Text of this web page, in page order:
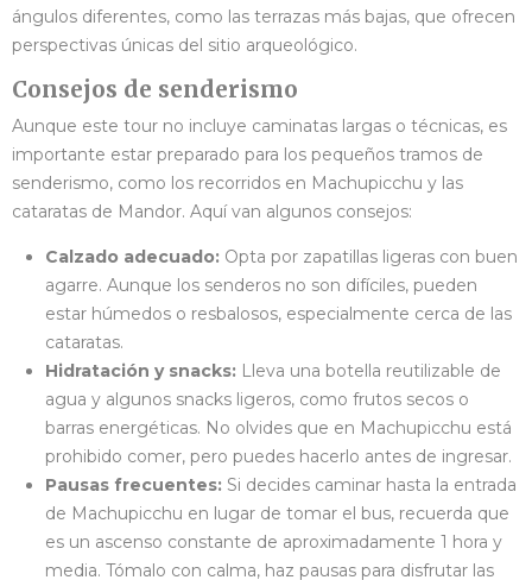
ángulos diferentes, como las terrazas más bajas, que ofrecen
perspectivas únicas del sitio arqueológico.
Consejos de senderismo
Aunque este tour no incluye caminatas largas o técnicas, es
importante estar preparado para los pequeños tramos de
senderismo, como los recorridos en Machupicchu y las
cataratas de Mandor. Aquí van algunos consejos:
Calzado adecuado: Opta por zapatillas ligeras con buen
agarre. Aunque los senderos no son difíciles, pueden
estar húmedos o resbalosos, especialmente cerca de las
cataratas.
Hidratación y snacks: Lleva una botella reutilizable de
agua y algunos snacks ligeros, como frutos secos o
barras energéticas. No olvides que en Machupicchu está
prohibido comer, pero puedes hacerlo antes de ingresar.
Pausas frecuentes: Si decides caminar hasta la entrada
de Machupicchu en lugar de tomar el bus, recuerda que
es un ascenso constante de aproximadamente 1 hora y
media. Tómalo con calma, haz pausas para disfrutar las